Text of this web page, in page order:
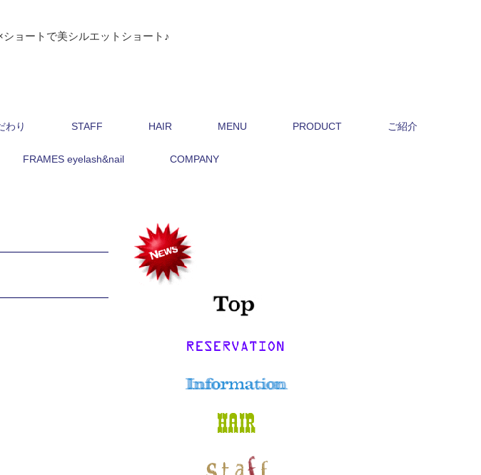
ショートで美シルエットショート♪
わり STAFF HAIR MENU PRODUCT ご紹介
FRAMES eyelash&nail COMPANY